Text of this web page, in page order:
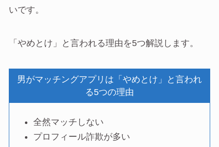
いです。
「やめとけ」と言われる理由を5つ解説します。
男がマッチングアプリは「やめとけ」と言われ
る5つの理由
全然マッチしない
プロフィール詐欺が多い